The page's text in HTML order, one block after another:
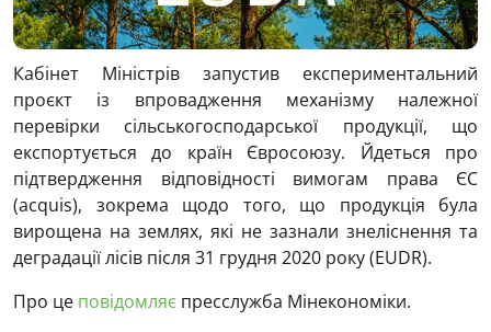
Кабінет Міністрів запустив експериментальний
проєкт із впровадження механізму належної
перевірки сільськогосподарської продукції, що
експортується до країн Євросоюзу. Йдеться про
підтвердження відповідності вимогам права ЄС
(acquis), зокрема щодо того, що продукція була
вирощена на землях, які не зазнали знеліснення та
деградації лісів після 31 грудня 2020 року (EUDR).
Про це повідомляє пресслужба Мінекономіки.